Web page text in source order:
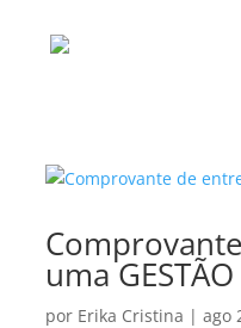
uma
por Erika Cristina |ago